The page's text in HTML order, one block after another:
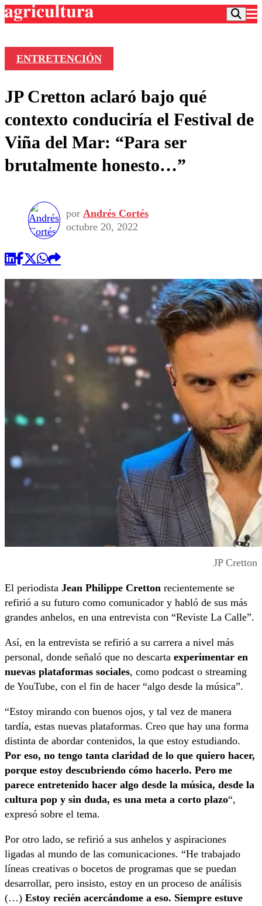
Frecuencias
Agricultura TV
Deportes
Colo Colo
Motor
Torneo Internacional
Torneo Nacional
Entretención
Noticias
Internacional
Nacional
Vida Social
Programas
Comercial
ENTRETENCIÓN
JP Cretton aclaró bajo qué
contexto conduciría el Festival de
Viña del Mar: “Para ser
brutalmente honesto…”
por Andrés Cortés
octubre 20, 2022
JP Cretton
El periodista Jean Philippe Cretton recientemente se
refirió a su futuro como comunicador y habló de sus más
grandes anhelos, en una entrevista con “Reviste La Calle”.
Así, en la entrevista se refirió a su carrera a nivel más
personal, donde señaló que no descarta experimentar en
nuevas plataformas sociales, como podcast o streaming
de YouTube, con el fin de hacer “algo desde la música”.
“Estoy mirando con buenos ojos, y tal vez de manera
tardía, estas nuevas plataformas. Creo que hay una forma
distinta de abordar contenidos, la que estoy estudiando.
Por eso, no tengo tanta claridad de lo que quiero hacer,
porque estoy descubriendo cómo hacerlo. Pero me
parece entretenido hacer algo desde la música, desde la
cultura pop y sin duda, es una meta a corto plazo“,
expresó sobre el tema.
Por otro lado, se refirió a sus anhelos y aspiraciones
ligadas al mundo de las comunicaciones. “He trabajado
líneas creativas o bocetos de programas que se puedan
desarrollar, pero insisto, estoy en un proceso de análisis
(…) Estoy recién acercándome a eso. Siempre estuve